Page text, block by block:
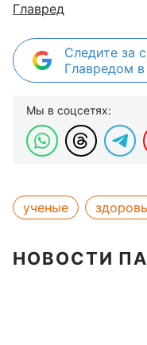
Главред
Следите за
Главредом
Мы в соцсетях:
ученые
НОВОСТИ